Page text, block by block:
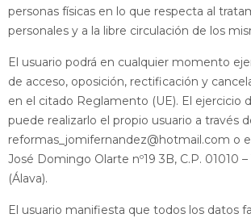
personas físicas en lo que respecta al
personales y a la libre circulación de los
El usuario podrá en cualquier momento
de acceso, oposición, rectificación y
en el citado Reglamento (UE). El ejercicio
puede realizarlo el propio usuario a través
reformas_jomifernandez@hotmail.com o
José Domingo Olarte nº19 3B, C.P. 01010
(Álava).
El usuario manifiesta que todos los datos